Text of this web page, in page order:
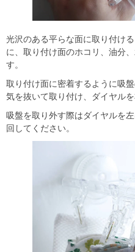
光沢のある平らな面に取り付け
に、取り付け面のホコリ、油分
す。
取り付け面に密着するように吸
気を抜いて取り付け、ダイヤル
吸盤を取り外す際はダイヤルを
回してください。